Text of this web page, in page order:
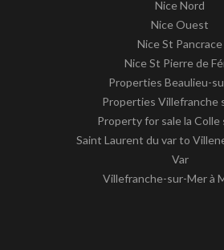
Nice Nord
Nice Ouest
Nice St Pancrace
Nice St Pierre de
Properties Beaulieu-
Properties Villefranche
Property for sale la Colle
Saint Laurent du var to
Var
Villefranche-sur-Mer à